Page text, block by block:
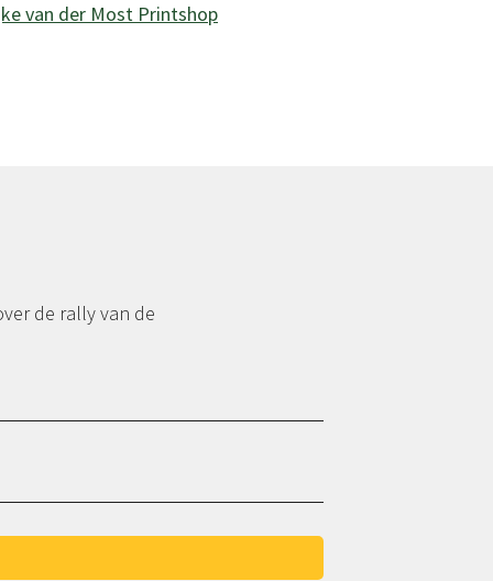
van der Most Printshop
de rally van de